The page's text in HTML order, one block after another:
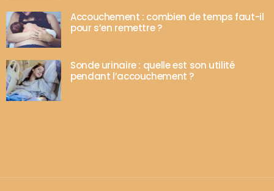
Accouchement : combien de temps faut-il
pour s’en remettre ?
Sonde urinaire : quelle est son utilité
pendant l’accouchement ?